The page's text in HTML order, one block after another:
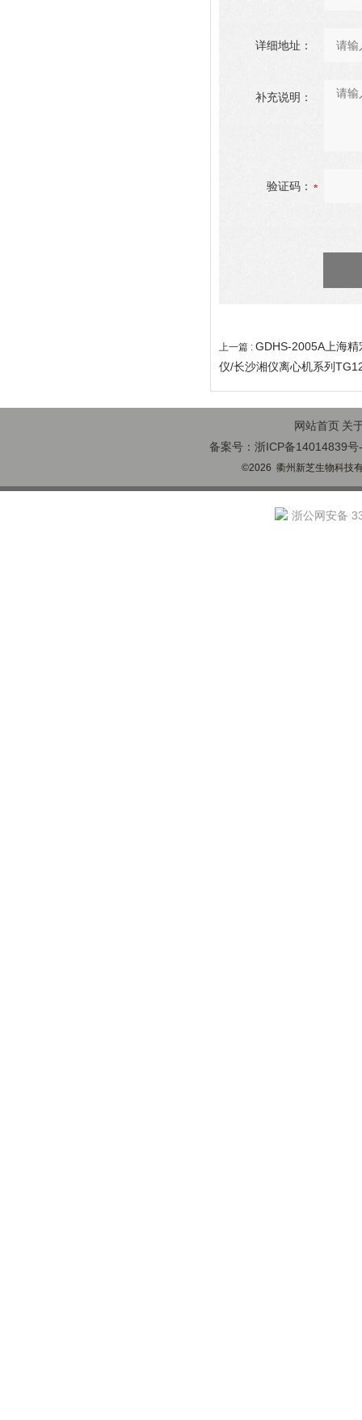
详细地址：
补充说明：
验证码：
上一篇 : GDHS-2005A上海
仪/长沙湘仪离心机系列
网站首页 关
备案号：浙ICP备14014839号
©2026 衢州新芝生物科技
浙公网安备